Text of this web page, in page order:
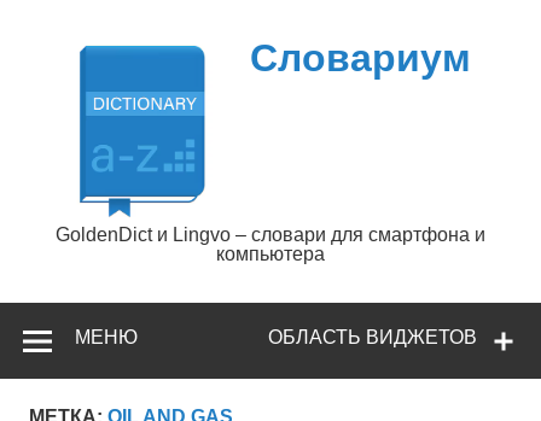
содержимому
Словариум
GoldenDict и Lingvo – словари для смартфона и
компьютера
ОБЛАСТЬ ВИДЖЕТОВ
МЕНЮ
МЕТКА: OIL AND GAS